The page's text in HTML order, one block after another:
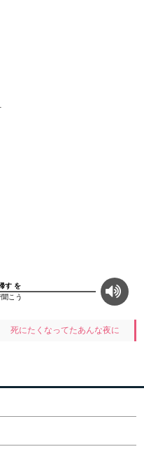
す を
聞こう
死にたくなってたあんな夜に